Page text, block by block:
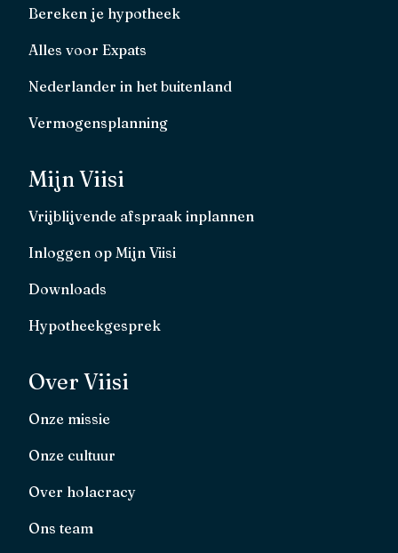
Bereken je hypotheek
Alles voor Expats
Nederlander in het buitenland
Vermogensplanning
Mijn Viisi
Vrijblijvende afspraak inplannen
Inloggen op Mijn Viisi
Downloads
Hypotheekgesprek
Over Viisi
Onze missie
Onze cultuur
Over holacracy
Ons team